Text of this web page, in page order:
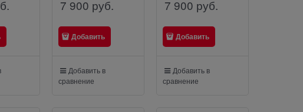
7 900 руб.
Добавить
Добавить в
сравнение
7 900 руб.
Добавить
Добавить в
сравнение